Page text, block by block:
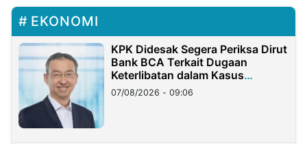
EKONOMI
KPK Didesak Segera Periksa Dirut
Bank BCA Terkait Dugaan
Keterlibatan dalam Kasus
Hilangnya Dana Nasabah Rp2,58
Miliar
07/08/2026 - 09:06